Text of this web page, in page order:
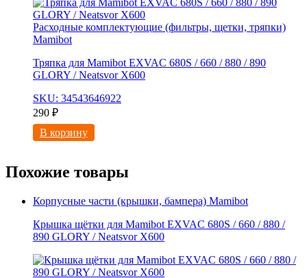
Расходные комплектующие (фильтры, щетки, тряпки)
Mamibot
Тряпка для Mamibot EXVAC 680S / 660 / 880 / 890
GLORY / Neatsvor X600
SKU: 34543646922
290 ₽
В корзину
Похожие товары
Корпусные части (крышки, бампера) Mamibot
Крышка щётки для Mamibot EXVAC 680S / 660 / 880 /
890 GLORY / Neatsvor X600